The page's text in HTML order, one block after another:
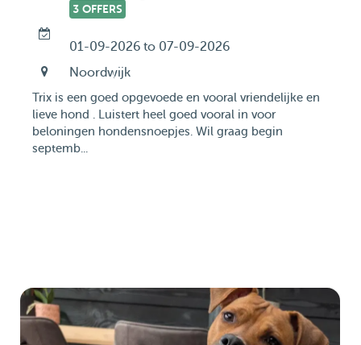
3 OFFERS
01-09-2026 to 07-09-2026
Noordwijk
Trix is een goed opgevoede en vooral vriendelijke en
lieve hond . Luistert heel goed vooral in voor
beloningen hondensnoepjes. Wil graag begin
septemb...